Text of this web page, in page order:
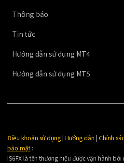
Thông báo
Tin tức
Hướng dẫn sử dụng MT4
Hướng dẫn sử dụng MT5
Điều khoản sử dụng| Hướng dẫn | Chính
bảo mật :
IS6FX là tên thương hiệu được vận hành